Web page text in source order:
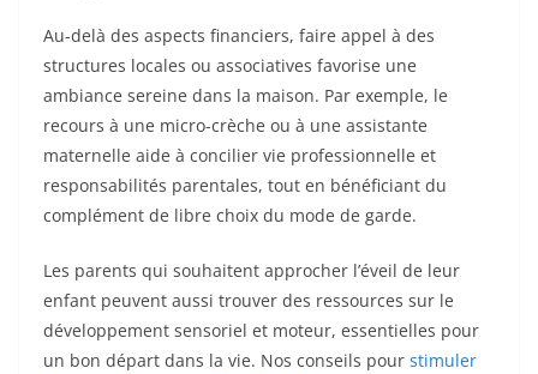
Au-delà des aspects financiers, faire appel à des
structures locales ou associatives favorise une
ambiance sereine dans la maison. Par exemple, le
recours à une micro-crèche ou à une assistante
maternelle aide à concilier vie professionnelle et
responsabilités parentales, tout en bénéficiant du
complément de libre choix du mode de garde.
Les parents qui souhaitent approcher l’éveil de leur
enfant peuvent aussi trouver des ressources sur le
développement sensoriel et moteur, essentielles pour
un bon départ dans la vie. Nos conseils pour stimuler